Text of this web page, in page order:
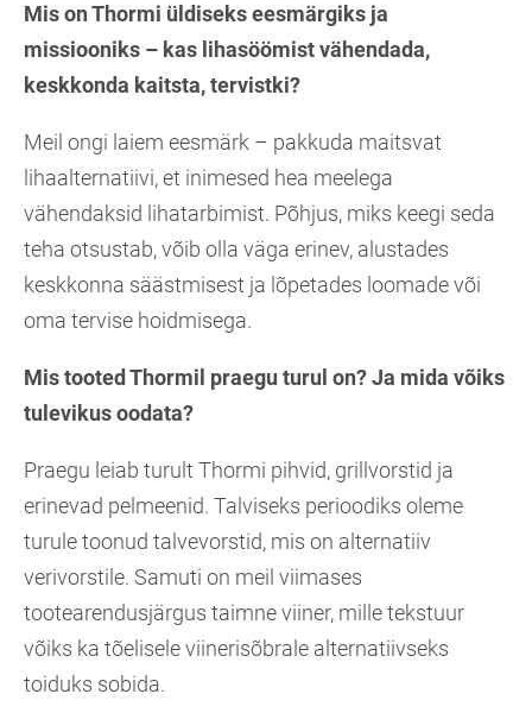
Mis on Thormi üldiseks eesmärgiks ja
missiooniks – kas lihasöömist vähendada,
keskkonda kaitsta, tervistki?
Meil ongi laiem eesmärk – pakkuda maitsvat
lihaalternatiivi, et inimesed hea meelega
vähendaksid lihatarbimist. Põhjus, miks keegi seda
teha otsustab, võib olla väga erinev, alustades
keskkonna säästmisest ja lõpetades loomade või
oma tervise hoidmisega.
Mis tooted Thormil praegu turul on? Ja mida võiks
tulevikus oodata?
Praegu leiab turult Thormi pihvid, grillvorstid ja
erinevad pelmeenid. Talviseks perioodiks oleme
turule toonud talvevorstid, mis on alternatiiv
verivorstile. Samuti on meil viimases
tootearendusjärgus taimne viiner, mille tekstuur
võiks ka tõelisele viinerisõbrale alternatiivseks
toiduks sobida.